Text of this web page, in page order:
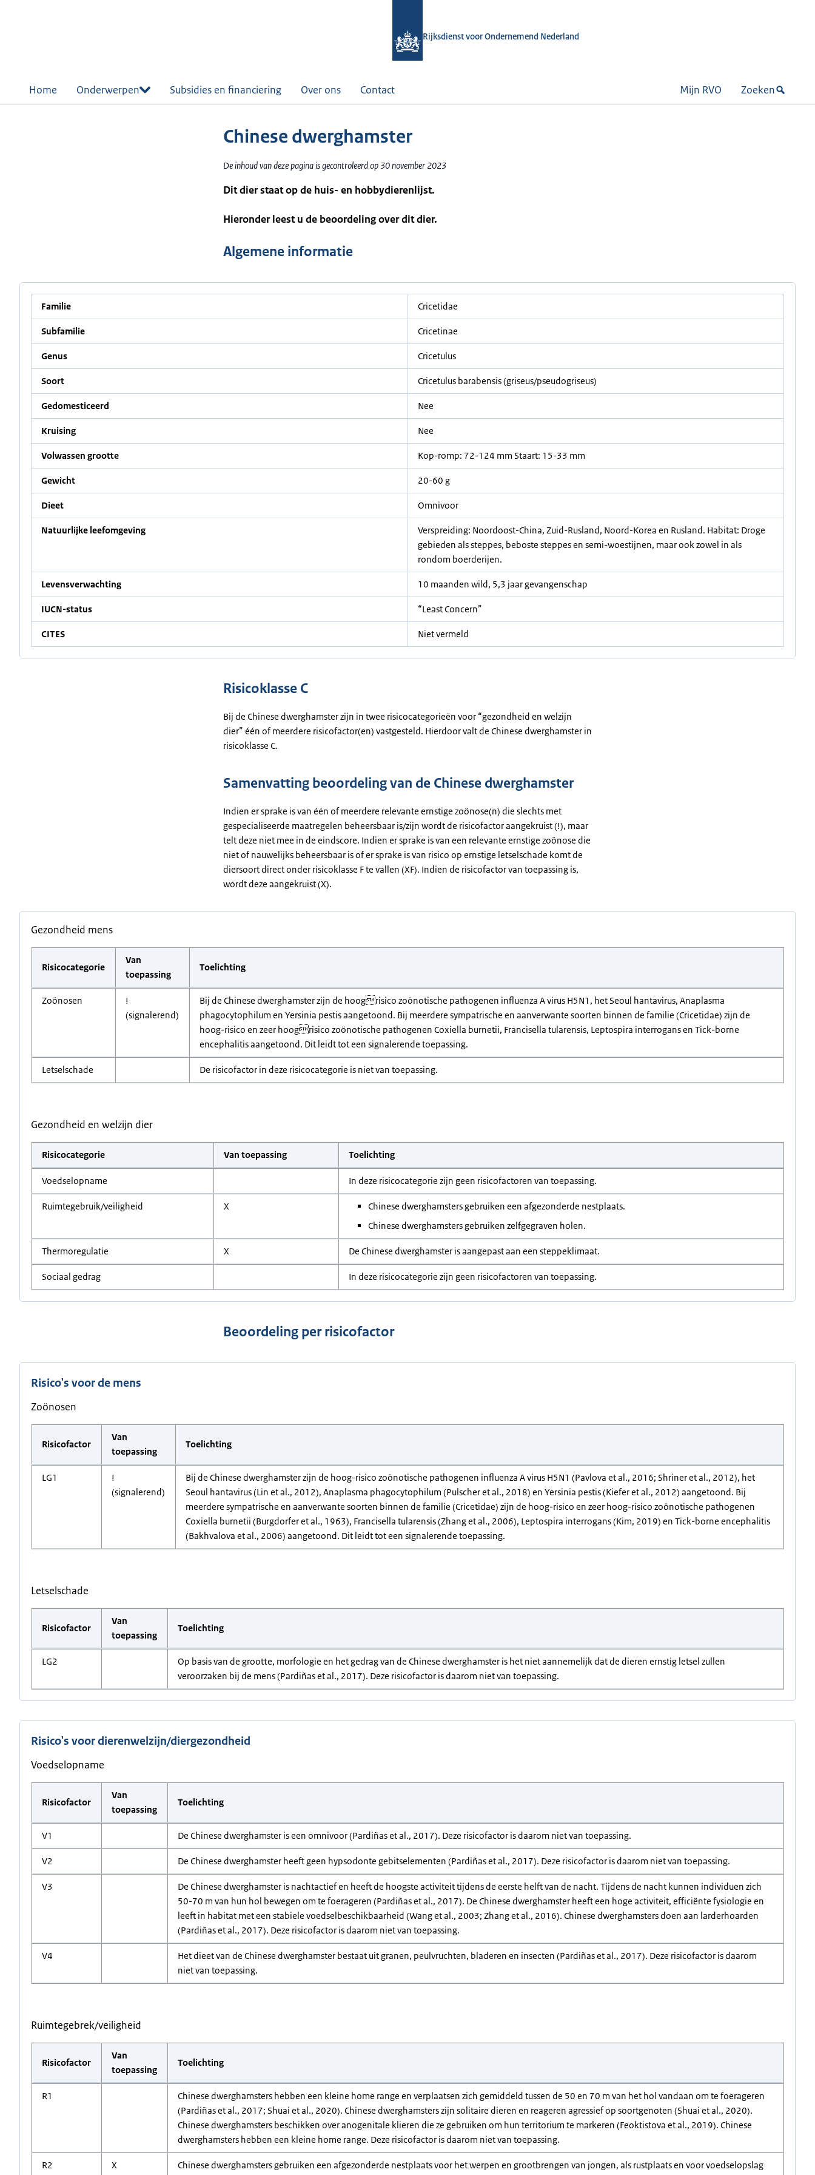
Rijksdienst voor Ondernemend Nederland
Home Onderwerpen Subsidies en financiering Over ons Contact Mijn RVO Zoeken
Chinese dwerghamster
De inhoud van deze pagina is gecontroleerd op 30 november 2023
Dit dier staat op de huis- en hobbydierenlijst.
Hieronder leest u de beoordeling over dit dier.
Algemene informatie
Familie Cricetidae
Subfamilie Cricetinae
Genus Cricetulus
Soort Cricetulus barabensis (griseus/pseudogriseus)
Gedomesticeerd Nee
Kruising Nee
Volwassen grootte Kop-romp: 72-124 mm Staart: 15-33 mm
Gewicht 20-60 g
Dieet Omnivoor
Natuurlijke leefomgeving
Verspreiding: Noordoost-China, Zuid-Rusland, Noord-Korea en Rusland. Habitat: Droge
gebieden als steppes, beboste steppes en semi-woestijnen, maar ook zowel in als
rondom boerderijen.
Levensverwachting 10 maanden wild, 5,3 jaar gevangenschap
IUCN-status “Least Concern”
CITES Niet vermeld
Risicoklasse C
Bij de Chinese dwerghamster zijn in twee risicocategorieën voor “gezondheid en welzijn
dier” één of meerdere risicofactor(en) vastgesteld. Hierdoor valt de Chinese dwerghamster in
risicoklasse C.
Samenvatting beoordeling van de Chinese dwerghamster
Indien er sprake is van één of meerdere relevante ernstige zoönose(n) die slechts met
gespecialiseerde maatregelen beheersbaar is/zijn wordt de risicofactor aangekruist (!), maar
telt deze niet mee in de eindscore. Indien er sprake is van een relevante ernstige zoönose die
niet of nauwelijks beheersbaar is of er sprake is van risico op ernstige letselschade komt de
diersoort direct onder risicoklasse F te vallen (XF). Indien de risicofactor van toepassing is,
wordt deze aangekruist (X).
Gezondheid mens
Risicocategorie
Van
toepassing
Toelichting
Zoönosen
!
(signalerend)
Bij de Chinese dwerghamster zijn de hoogrisico zoönotische pathogenen influenza A virus H5N1, het Seoul hantavirus, Anaplasma
phagocytophilum en Yersinia pestis aangetoond. Bij meerdere sympatrische en aanverwante soorten binnen de familie (Cricetidae) zijn de
hoog-risico en zeer hoogrisico zoönotische pathogenen Coxiella burnetii, Francisella tularensis, Leptospira interrogans en Tick-borne
encephalitis aangetoond. Dit leidt tot een signalerende toepassing.
Letselschade De risicofactor in deze risicocategorie is niet van toepassing.
Gezondheid en welzijn dier
Risicocategorie Van toepassing Toelichting
Voedselopname In deze risicocategorie zijn geen risicofactoren van toepassing.
Ruimtegebruik/veiligheid X
Chinese dwerghamsters gebruiken een afgezonderde nestplaats.
Chinese dwerghamsters gebruiken zelfgegraven holen.
Thermoregulatie X De Chinese dwerghamster is aangepast aan een steppeklimaat.
Sociaal gedrag In deze risicocategorie zijn geen risicofactoren van toepassing.
Beoordeling per risicofactor
Risico's voor de mens
Zoönosen
Risicofactor
Van
toepassing
Toelichting
LG1
!
(signalerend)
Bij de Chinese dwerghamster zijn de hoog-risico zoönotische pathogenen influenza A virus H5N1 (Pavlova et al., 2016; Shriner et al., 2012), het
Seoul hantavirus (Lin et al., 2012), Anaplasma phagocytophilum (Pulscher et al., 2018) en Yersinia pestis (Kiefer et al., 2012) aangetoond. Bij
meerdere sympatrische en aanverwante soorten binnen de familie (Cricetidae) zijn de hoog-risico en zeer hoog-risico zoönotische pathogenen
Coxiella burnetii (Burgdorfer et al., 1963), Francisella tularensis (Zhang et al., 2006), Leptospira interrogans (Kim, 2019) en Tick-borne encephalitis
(Bakhvalova et al., 2006) aangetoond. Dit leidt tot een signalerende toepassing.
Letselschade
Risicofactor
Van
toepassing
Toelichting
LG2
Op basis van de grootte, morfologie en het gedrag van de Chinese dwerghamster is het niet aannemelijk dat de dieren ernstig letsel zullen
veroorzaken bij de mens (Pardiñas et al., 2017). Deze risicofactor is daarom niet van toepassing.
Risico's voor dierenwelzijn/diergezondheid
Voedselopname
Risicofactor
Van
toepassing
Toelichting
V1 De Chinese dwerghamster is een omnivoor (Pardiñas et al., 2017). Deze risicofactor is daarom niet van toepassing.
V2 De Chinese dwerghamster heeft geen hypsodonte gebitselementen (Pardiñas et al., 2017). Deze risicofactor is daarom niet van toepassing.
V3
De Chinese dwerghamster is nachtactief en heeft de hoogste activiteit tijdens de eerste helft van de nacht. Tijdens de nacht kunnen individuen zich
50-70 m van hun hol bewegen om te foerageren (Pardiñas et al., 2017). De Chinese dwerghamster heeft een hoge activiteit, efficiënte fysiologie en
leeft in habitat met een stabiele voedselbeschikbaarheid (Wang et al., 2003; Zhang et al., 2016). Chinese dwerghamsters doen aan larderhoarden
(Pardiñas et al., 2017). Deze risicofactor is daarom niet van toepassing.
V4
Het dieet van de Chinese dwerghamster bestaat uit granen, peulvruchten, bladeren en insecten (Pardiñas et al., 2017). Deze risicofactor is daarom
niet van toepassing.
Ruimtegebrek/veiligheid
Risicofactor
Van
toepassing
Toelichting
R1
Chinese dwerghamsters hebben een kleine home range en verplaatsen zich gemiddeld tussen de 50 en 70 m van het hol vandaan om te foerageren
(Pardiñas et al., 2017; Shuai et al., 2020). Chinese dwerghamsters zijn solitaire dieren en reageren agressief op soortgenoten (Shuai et al., 2020).
Chinese dwerghamsters beschikken over anogenitale klieren die ze gebruiken om hun territorium te markeren (Feoktistova et al., 2019). Chinese
dwerghamsters hebben een kleine home range. Deze risicofactor is daarom niet van toepassing.
R2 X
Chinese dwerghamsters gebruiken een afgezonderde nestplaats voor het werpen en grootbrengen van jongen, als rustplaats en voor voedselopslag